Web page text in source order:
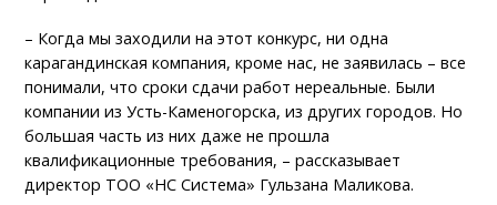
– Когда мы заходили на этот конкурс, ни одна
карагандинская компания, кроме нас, не заявилась – все
понимали, что сроки сдачи работ нереальные. Были
компании из Усть-Каменогорска, из других городов. Но
большая часть из них даже не прошла
квалификационные требования, – рассказывает
директор ТОО «НС Система» Гульзана Маликова.